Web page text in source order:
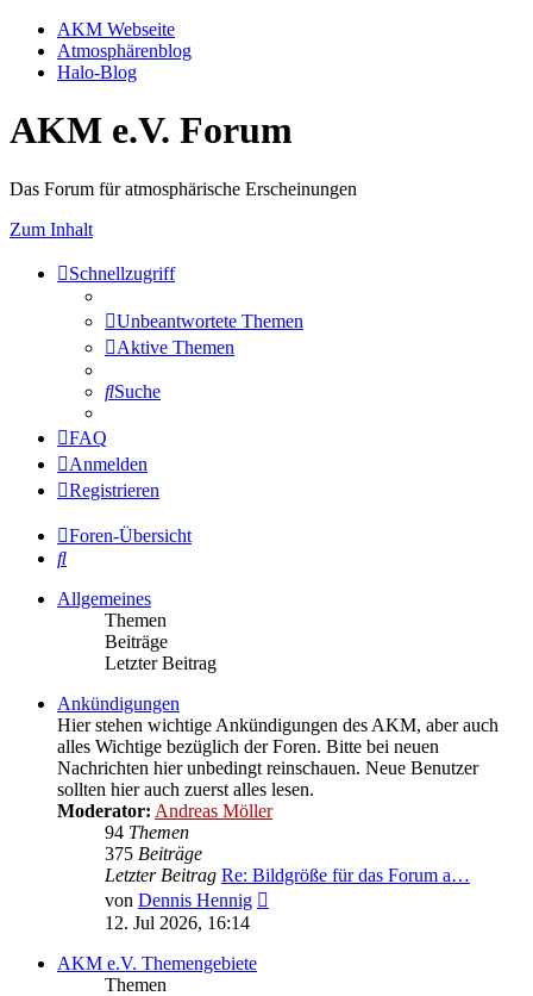
AKM Webseite
Atmosphärenblog
Halo-Blog
AKM e.V. Forum
Das Forum für atmosphärische Erscheinungen
Zum Inhalt
Schnellzugriff
Unbeantwortete Themen
Aktive Themen
Suche
FAQ
Anmelden
Registrieren
Foren-Übersicht
Suche
Allgemeines
Themen
Beiträge
Letzter Beitrag
Ankündigungen
Hier stehen wichtige Ankündigungen des AKM, aber auch
alles Wichtige bezüglich der Foren. Bitte bei neuen
Nachrichten hier unbedingt reinschauen. Neue Benutzer
sollten hier auch zuerst alles lesen.
Moderator: Andreas Möller
94 Themen
375 Beiträge
Letzter Beitrag Re: Bildgröße für das Forum a…
von Dennis Hennig
12. Jul 2026, 16:14
AKM e.V. Themengebiete
Themen